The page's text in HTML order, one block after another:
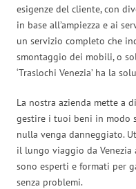
esigenze del cliente, con
in base all’ampiezza e ai
un servizio completo che
smontaggio dei mobili, o
‘Traslochi Venezia’ ha la
La nostra azienda mette a
gestire i tuoi beni in modo
nulla venga danneggiato.
il lungo viaggio da
sono esperti e formati per
senza problemi.